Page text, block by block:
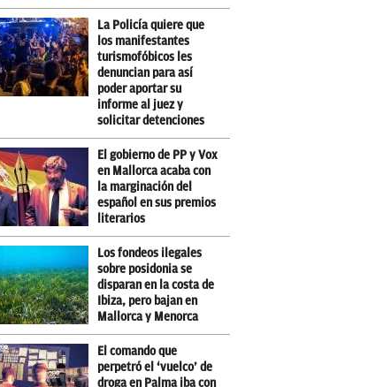
La Policía quiere que
los manifestantes
turismofóbicos les
denuncian para así
poder aportar su
informe al juez y
solicitar detenciones
El gobierno de PP y Vox
en Mallorca acaba con
la marginación del
español en sus premios
literarios
Los fondeos ilegales
sobre posidonia se
disparan en la costa de
Ibiza, pero bajan en
Mallorca y Menorca
El comando que
perpetró el ‘vuelco’ de
droga en Palma iba con